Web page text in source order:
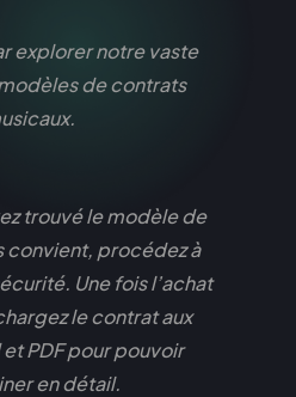
explorer notre vaste
de contrats
trouvé le modèle de
convient, procédez à
Une fois l’achat
le contrat aux
PDF pour pouvoir
en détail.